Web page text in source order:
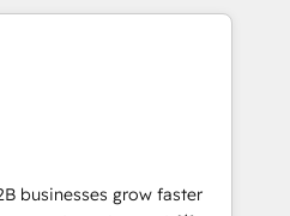
réussies - 40
HubSpot
that drive long-term
automation setup •
and data cleanups •
📈 End-to-
• Lifecycle marketing and
• Sales enablement tools
businesses grow faster